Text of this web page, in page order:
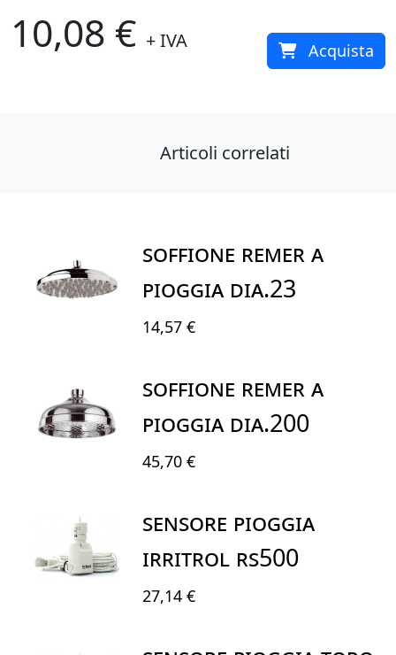
10,08 € + IVA Acquista
Articoli correlati
SOFFIONE REMER A
PIOGGIA DIA.23
14,57 €
SOFFIONE REMER A
PIOGGIA DIA.200
45,70 €
SENSORE PIOGGIA
IRRITROL RS500
27,14 €